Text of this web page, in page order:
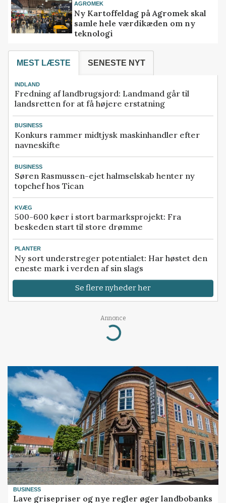
AGROMEK
Ny Kartoffeldag på Agromek skal
samle hele værdikæden om ny
teknologi
MEST LÆSTE SENESTE NYT
INDLAND
Fredning af landbrugsjord: Landmand går til
landsretten for at få højere erstatning
BUSINESS
Konkurs rammer midtjysk maskinhandler efter
navneskifte
BUSINESS
Søren Rasmussen-ejet halmselskab henter ny
topchef hos Tican
KVÆG
500-600 køer i stort barmarksprojekt: Fra
beskeden start til store drømme
PLANTER
Ny sort understreger potentialet: Har høstet den
eneste mark i verden af sin slags
Se flere nyheder her
Annonce
Loading...
BUSINESS
Lave grisepriser og nye regler øger landbobanks